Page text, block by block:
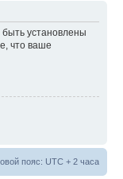
установлены
что ваше
пояс: UTC + 2 часа